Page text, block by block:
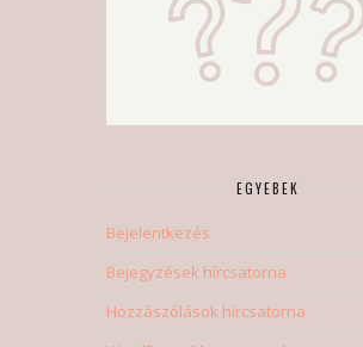
EGYEBEK
Bejelentkezés
Bejegyzések hírcsatorna
Hozzászólások hírcsatorna